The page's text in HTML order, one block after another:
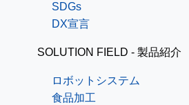
SDGs
DX宣言
SOLUTION FIELD - 製品紹介
ロボットシステム
食品加工